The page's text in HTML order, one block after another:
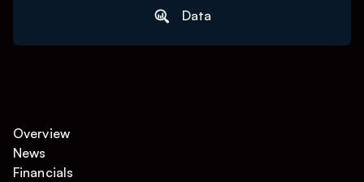
Data
Overview
News
Financials